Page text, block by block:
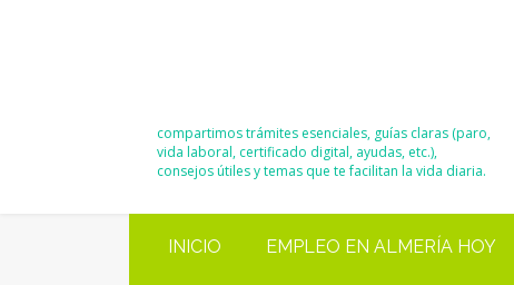
compartimos trámites esenciales, guías claras (paro,
vida laboral, certificado digital, ayudas, etc.),
consejos útiles y temas que te facilitan la vida diaria.
INICIO EMPLEO EN ALMERÍA HOY